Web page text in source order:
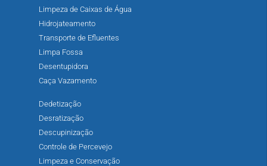
Limpeza de Caixas de Água
Hidrojateamento
Transporte de Efluentes
Limpa Fossa
Desentupidora
Caça Vazamento
Dedetização
Desratização
Descupinização
Controle de Percevejo
Limpeza e Conservação